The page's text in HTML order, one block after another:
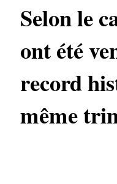
Selon le
ont été
record
même